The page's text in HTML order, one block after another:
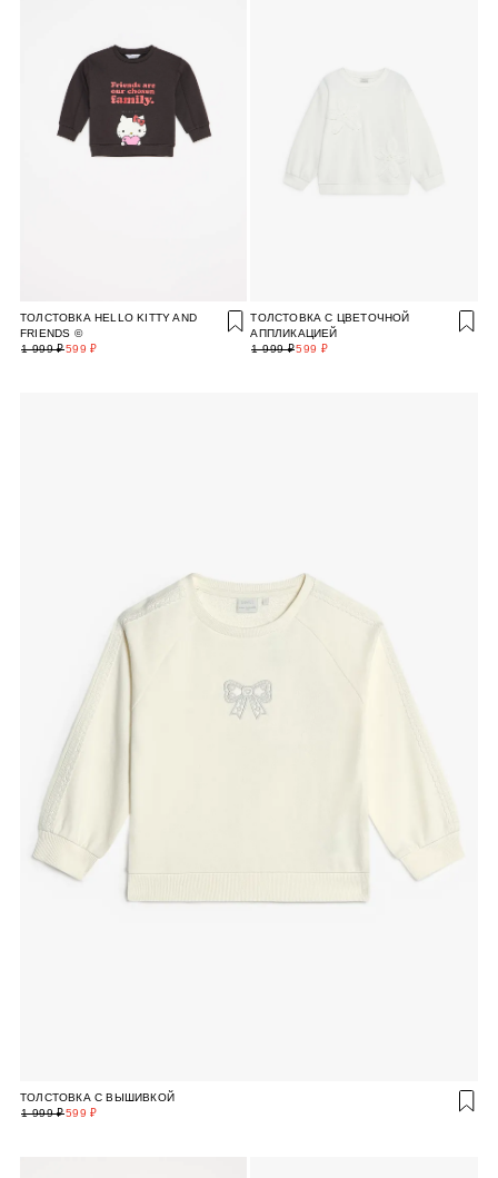
ТОЛСТОВКА HELLO KITTY AND
FRIENDS ©
599 ₽
1 999 ₽
ТОЛСТОВКА С ЦВЕТОЧНОЙ
АППЛИКАЦИЕЙ
599 ₽
1 999 ₽
ТОЛСТОВКА С ВЫШИВКОЙ
599 ₽
1 999 ₽